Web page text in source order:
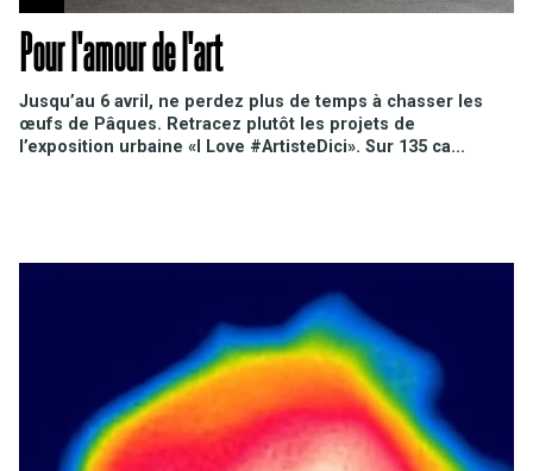
Pour l'amour de l'art
Jusqu’au 6 avril, ne perdez plus de temps à chasser les
œufs de Pâques. Retracez plutôt les projets de
l’exposition urbaine «I Love #ArtisteDici». Sur 135 ca...